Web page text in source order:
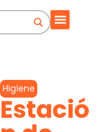
Higiene
Estació